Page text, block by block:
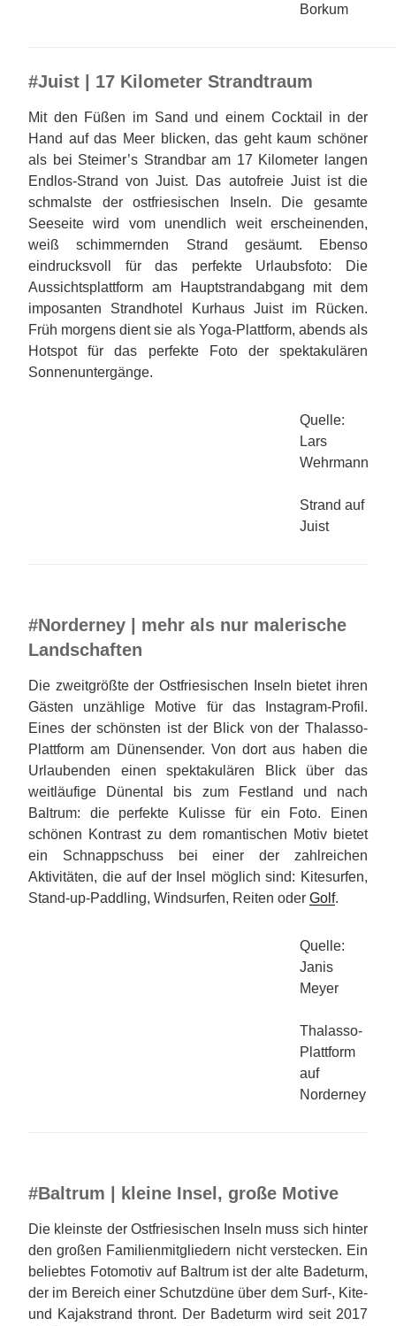
Borkum
#Juist | 17 Kilometer Strandtraum
Mit den Füßen im Sand und einem Cocktail in der
Hand auf das Meer blicken, das geht kaum schöner
als bei Steimer’s Strandbar am 17 Kilometer langen
Endlos-Strand von Juist. Das autofreie Juist ist die
schmalste der ostfriesischen Inseln. Die gesamte
Seeseite wird vom unendlich weit erscheinenden,
weiß schimmernden Strand gesäumt. Ebenso
eindrucksvoll für das perfekte Urlaubsfoto: Die
Aussichtsplattform am Hauptstrandabgang mit dem
imposanten Strandhotel Kurhaus Juist im Rücken.
Früh morgens dient sie als Yoga-Plattform, abends als
Hotspot für das perfekte Foto der spektakulären
Sonnenuntergänge.
Quelle:
Lars
Wehrmann
Strand auf
Juist
#Norderney | mehr als nur malerische
Landschaften
Die zweitgrößte der Ostfriesischen Inseln bietet ihren
Gästen unzählige Motive für das Instagram-Profil.
Eines der schönsten ist der Blick von der Thalasso-
Plattform am Dünensender. Von dort aus haben die
Urlaubenden einen spektakulären Blick über das
weitläufige Dünental bis zum Festland und nach
Baltrum: die perfekte Kulisse für ein Foto. Einen
schönen Kontrast zu dem romantischen Motiv bietet
ein Schnappschuss bei einer der zahlreichen
Aktivitäten, die auf der Insel möglich sind: Kitesurfen,
Stand-up-Paddling, Windsurfen, Reiten oder Golf.
Quelle:
Janis
Meyer
Thalasso-
Plattform
auf
Norderney
#Baltrum | kleine Insel, große Motive
Die kleinste der Ostfriesischen Inseln muss sich hinter
den großen Familienmitgliedern nicht verstecken. Ein
beliebtes Fotomotiv auf Baltrum ist der alte Badeturm,
der im Bereich einer Schutzdüne über dem Surf-, Kite-
und Kajakstrand thront. Der Badeturm wird seit 2017